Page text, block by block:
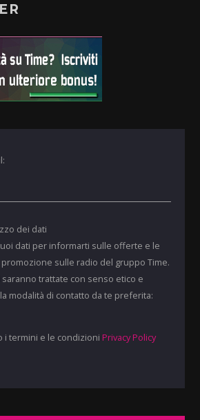
dei dati
dati per informarti sulle offerte e le
sulle radio del gruppo Time.
trattate con senso etico e
modalità di contatto da te preferita:
i termini e le condizioni Privacy Policy